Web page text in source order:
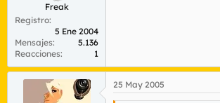
Freak
Registro
5 Ene 2004
Mensajes
5.136
Reacciones
1
25 May 2005